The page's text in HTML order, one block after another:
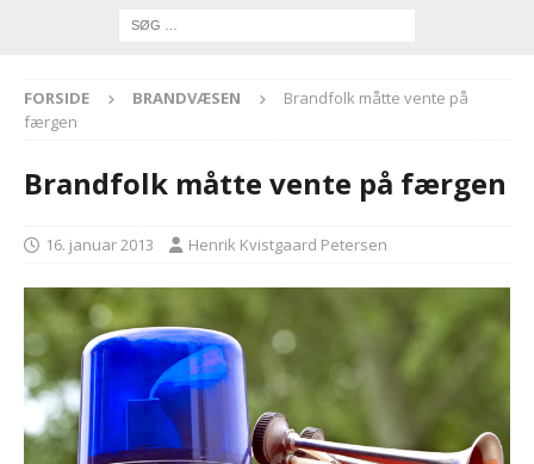
FORSIDE BRANDVÆSEN
Brandfolk måtte vente på
færgen
Brandfolk måtte vente på færgen
16. januar 2013 Henrik Kvistgaard Petersen